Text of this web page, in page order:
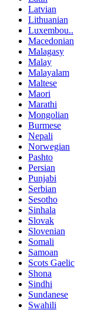
Latvian
Lithuanian
Luxembou..
Macedonian
Malagasy
Malay
Malayalam
Maltese
Maori
Marathi
Mongolian
Burmese
Nepali
Norwegian
Pashto
Persian
Punjabi
Serbian
Sesotho
Sinhala
Slovak
Slovenian
Somali
Samoan
Scots Gaelic
Shona
Sindhi
Sundanese
Swahili